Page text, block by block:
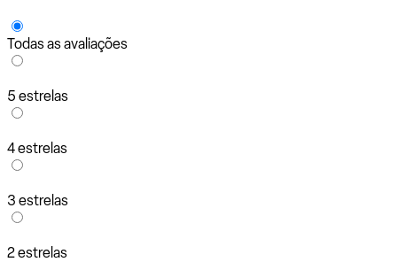
Todas as avaliações
5 estrelas
4 estrelas
3 estrelas
2 estrelas